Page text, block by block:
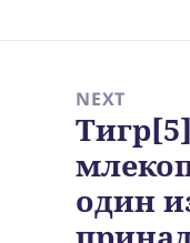
NEXT
Next
post:
один